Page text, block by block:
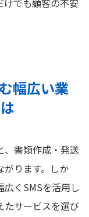
けでも顧客の不安
幅広い業
、書類作成・発送
ります。しか
くSMSを活用し
たサービスを選び